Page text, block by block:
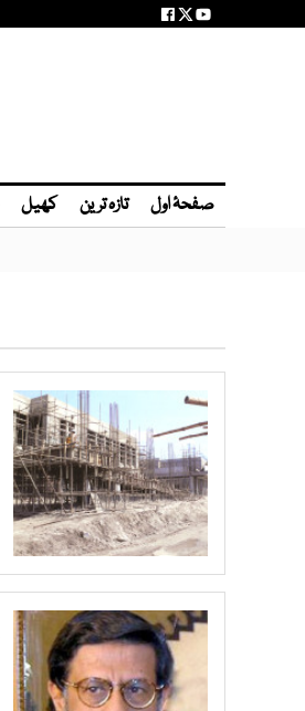
صفحۂ اول تازہ ترین کھیل